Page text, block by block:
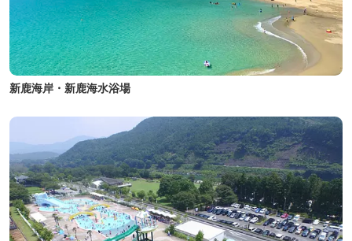
新鹿海岸・新鹿海水浴場